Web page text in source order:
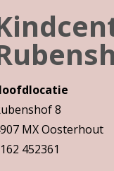
8
MX Oosterhout
452361